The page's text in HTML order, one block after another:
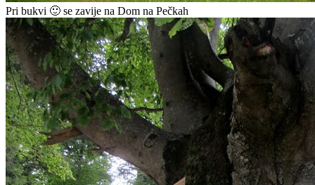
Pri bukvi 🙂 se zavije na Dom na Pečkah